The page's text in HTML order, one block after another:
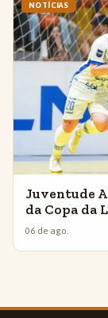
NOTÍCIAS
Juventude
da Copa da
06 de ago.